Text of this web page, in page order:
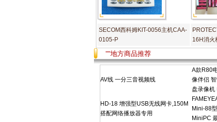
SECOM西科姆KIT-0056主机CAA-
0105-P
16H消火
""地方商品推荐
AV线 一分三音视频线
A款R80
像伴侣
盘录像机
HD-18 增强型USB无线网卡,150M
搭配网络播放器专用
Mini-88
MiniPC